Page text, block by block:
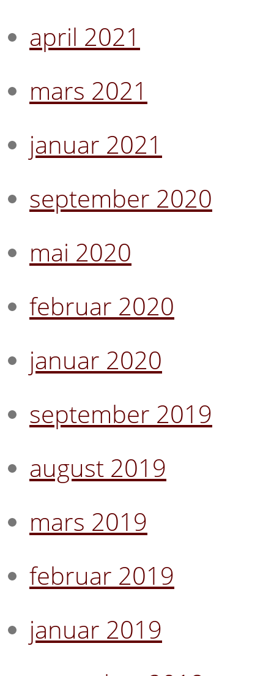
april 2021
mars 2021
januar 2021
september 2020
mai 2020
februar 2020
januar 2020
september 2019
august 2019
mars 2019
februar 2019
januar 2019